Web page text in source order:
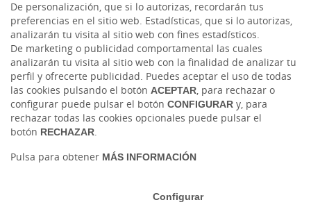
De personalización, que si lo autorizas, recordarán tus
preferencias en el sitio web. Estadísticas, que si lo autorizas,
analizarán tu visita al sitio web con fines estadísticos.
De marketing o publicidad comportamental las cuales
analizarán tu visita al sitio web con la finalidad de analizar tu
perfil y ofrecerte publicidad. Puedes aceptar el uso de todas
las cookies pulsando el botón ACEPTAR, para rechazar o
configurar puede pulsar el botón CONFIGURAR y, para
rechazar todas las cookies opcionales puede pulsar el
botón RECHAZAR.
Pulsa para obtener MÁS INFORMACIÓN
Configurar
Instagram
Tablón de anuncios
Protección de datos